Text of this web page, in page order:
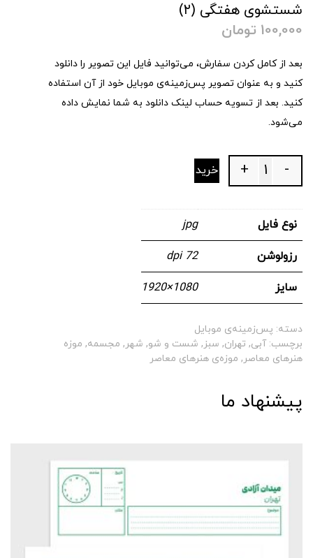
شستشوی هفتگی (۲)
100,000 تومان
بعد از کامل کردن سفارش، می‌توانید فایل این تصویر را دانلود
کنید و به عنوان تصویر پس‌زمینه‌ی موبایل خود از آن استفاده
کنید. بعد از تسویه حساب لینک دانلود به شما نمایش داده
می‌شود.
Quantity -
+ خرید
نوع فایل jpg
رزولوشن 72 dpi
سایز 1080 × 1920
دسته: پس‌زمینه‌ی موبایل
برچسب:آبی, تهران, سبز , شست و شو, شهر , مجسمه, موزه
هنرهای معاصر , موزه‌ی هنرهای معاصر
پیشنهاد ما